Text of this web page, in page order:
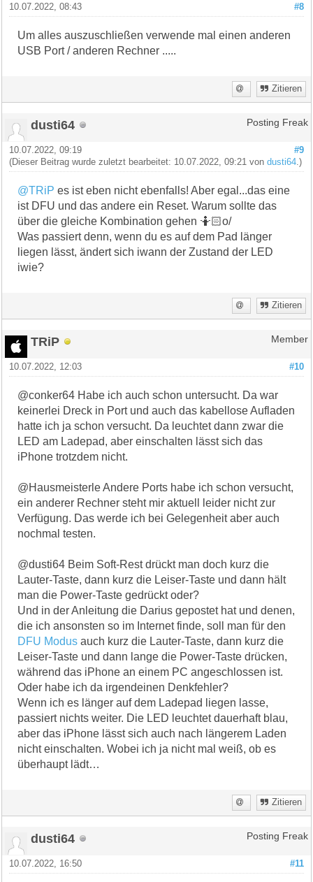
#8
10.07.2022, 08:43
Um alles auszuschließen verwende mal einen anderen
USB Port / anderen Rechner .....
Zitieren
dusti64 Posting Freak
#9
10.07.2022, 09:19
(Dieser Beitrag wurde zuletzt bearbeitet: 10.07.2022, 09:21 vondusti64 .)
@TRiP es ist eben nicht ebenfalls! Aber egal...das eine
ist DFU und das andere ein Reset. Warum sollte das
über die gleiche Kombination gehen 🤷🏻o/
Was passiert denn, wenn du es auf dem Pad länger
liegen lässt, ändert sich iwann der Zustand der LED
iwie?
Zitieren
TRiP Member
#10
10.07.2022, 12:03
@conker64 Habe ich auch schon untersucht. Da war
keinerlei Dreck in Port und auch das kabellose Aufladen
hatte ich ja schon versucht. Da leuchtet dann zwar die
LED am Ladepad, aber einschalten lässt sich das
iPhone trotzdem nicht.
@Hausmeisterle Andere Ports habe ich schon versucht,
ein anderer Rechner steht mir aktuell leider nicht zur
Verfügung. Das werde ich bei Gelegenheit aber auch
nochmal testen.
@dusti64 Beim Soft-Rest drückt man doch kurz die
Lauter-Taste, dann kurz die Leiser-Taste und dann hält
man die Power-Taste gedrückt oder?
Und in der Anleitung die Darius gepostet hat und denen,
die ich ansonsten so im Internet finde, soll man für den
DFU Modus auch kurz die Lauter-Taste, dann kurz die
Leiser-Taste und dann lange die Power-Taste drücken,
während das iPhone an einem PC angeschlossen ist.
Oder habe ich da irgendeinen Denkfehler?
Wenn ich es länger auf dem Ladepad liegen lasse,
passiert nichts weiter. Die LED leuchtet dauerhaft blau,
aber das iPhone lässt sich auch nach längerem Laden
nicht einschalten. Wobei ich ja nicht mal weiß, ob es
überhaupt lädt…
Zitieren
dusti64 Posting Freak
#11
10.07.2022, 16:50